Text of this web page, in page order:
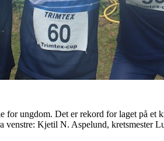
ungdom. Det er rekord for laget på et
Kjetil N. Aspelund, kretsmester